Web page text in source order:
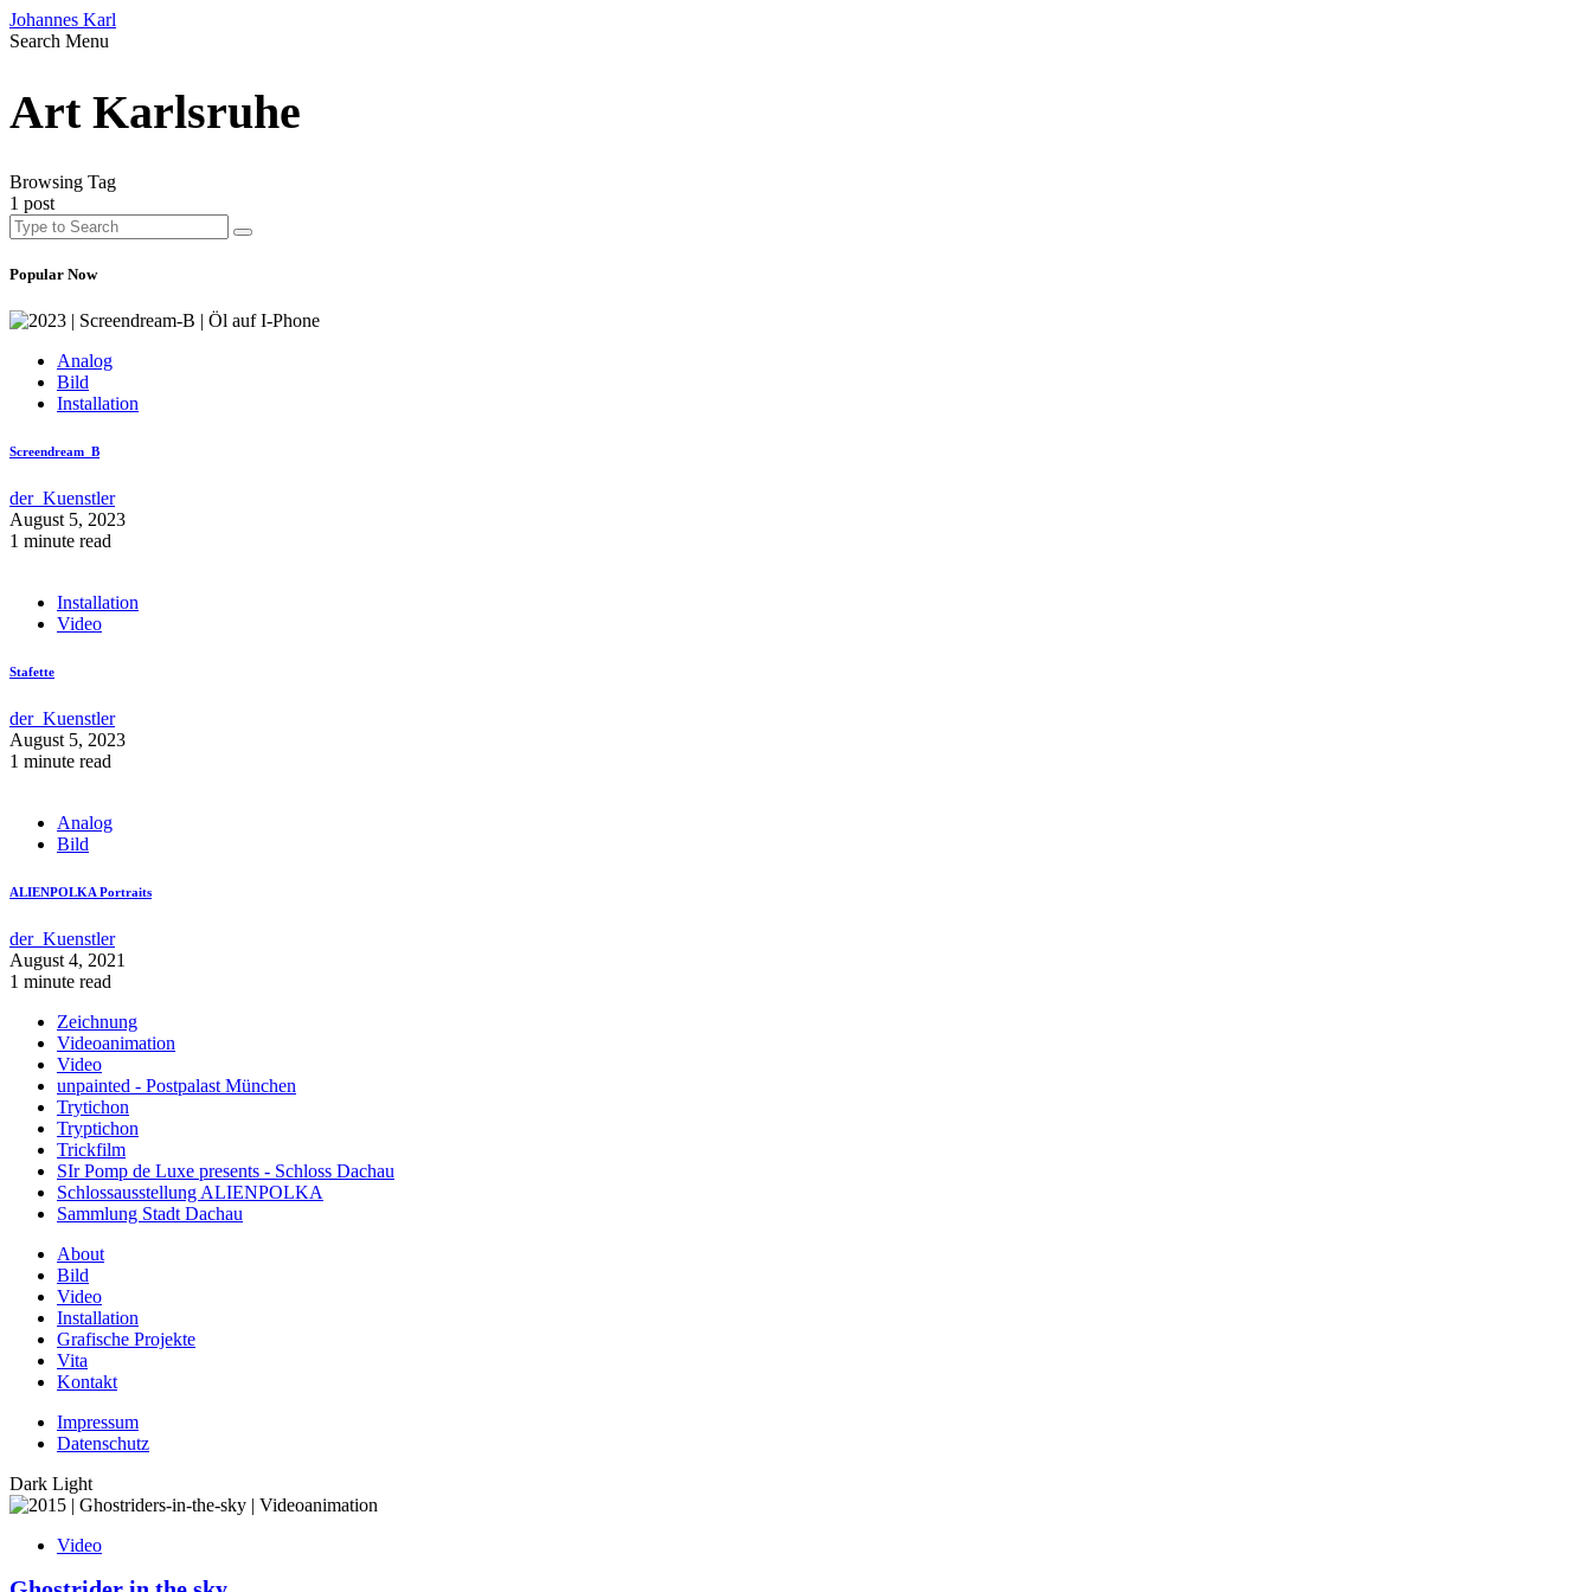
Johannes Karl
Search Menu
Art Karlsruhe
Browsing Tag
1 post
Popular Now
Analog
Bild
Installation
Screendream_B
der_Kuenstler
August 5, 2023
1 minute read
Installation
Video
Stafette
der_Kuenstler
August 5, 2023
1 minute read
Analog
Bild
ALIENPOLKA Portraits
der_Kuenstler
August 4, 2021
1 minute read
Zeichnung
Videoanimation
Video
unpainted - Postpalast München
Trytichon
Tryptichon
Trickfilm
SIr Pomp de Luxe presents - Schloss Dachau
Schlossausstellung ALIENPOLKA
Sammlung Stadt Dachau
About
Bild
Video
Installation
Grafische Projekte
Vita
Kontakt
Impressum
Datenschutz
Dark Light
Video